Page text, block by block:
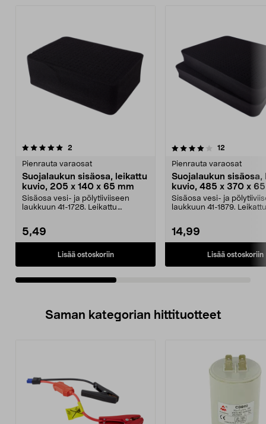
2
Pienrauta varaosat
Suojalaukun sisäosa, leikattu
kuvio, 205 x 140 x 65 mm
Sisäosa vesi- ja pölytiiviiseen
laukkuun 41-1728. Leikattu
5,49
Lisää ostoskoriin
4.0viidestä
12
Pienrauta varaosat
Suojalaukun sisäosa,
kuvio, 485 x 370 x
kpl
Sisäosa vesi- ja
laukkuun 41-1879.
14,99
Lisää ostoskoriin
3.5viidestä
Saman kategorian hittituotteet